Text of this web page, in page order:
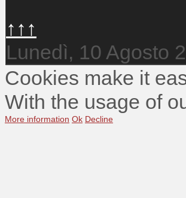
↑↑↑
Lunedì, 10 Agosto
Cookies make it
With the usage of
More information Ok Decline